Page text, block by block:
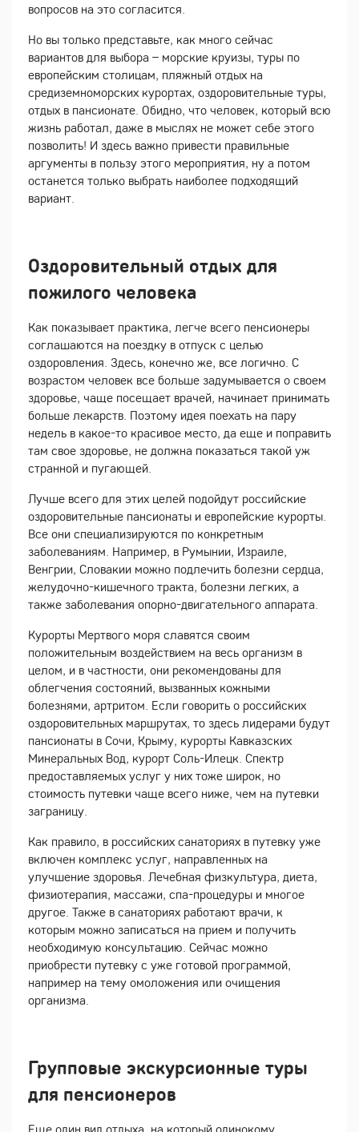
вопросов на это согласится.
Но вы только представьте, как много сейчас
вариантов для выбора – морские круизы, туры по
европейским столицам, пляжный отдых на
средиземноморских курортах, оздоровительные туры,
отдых в пансионате. Обидно, что человек, который всю
жизнь работал, даже в мыслях не может себе этого
позволить! И здесь важно привести правильные
аргументы в пользу этого мероприятия, ну а потом
останется только выбрать наиболее подходящий
вариант.
Оздоровительный отдых для
пожилого человека
Как показывает практика, легче всего пенсионеры
соглашаются на поездку в отпуск с целью
оздоровления. Здесь, конечно же, все логично. С
возрастом человек все больше задумывается о своем
здоровье, чаще посещает врачей, начинает принимать
больше лекарств. Поэтому идея поехать на пару
недель в какое-то красивое место, да еще и поправить
там свое здоровье, не должна показаться такой уж
странной и пугающей.
Лучше всего для этих целей подойдут российские
оздоровительные пансионаты и европейские курорты.
Все они специализируются по конкретным
заболеваниям. Например, в Румынии, Израиле,
Венгрии, Словакии можно подлечить болезни сердца,
желудочно-кишечного тракта, болезни легких, а
также заболевания опорно-двигательного аппарата.
Курорты Мертвого моря славятся своим
положительным воздействием на весь организм в
целом, и в частности, они рекомендованы для
облегчения состояний, вызванных кожными
болезнями, артритом. Если говорить о российских
оздоровительных маршрутах, то здесь лидерами будут
пансионаты в Сочи, Крыму, курорты Кавказских
Минеральных Вод, курорт Соль-Илецк. Спектр
предоставляемых услуг у них тоже широк, но
стоимость путевки чаще всего ниже, чем на путевки
заграницу.
Как правило, в российских санаториях в путевку уже
включен комплекс услуг, направленных на
улучшение здоровья. Лечебная физкультура, диета,
физиотерапия, массажи, спа-процедуры и многое
другое. Также в санаториях работают врачи, к
которым можно записаться на прием и получить
необходимую консультацию. Сейчас можно
приобрести путевку с уже готовой программой,
например на тему омоложения или очищения
организма.
Групповые экскурсионные туры
для пенсионеров
Еще один вид отдыха, на который одинокому